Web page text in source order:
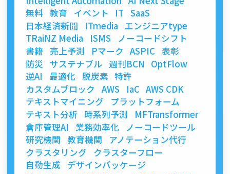
無料 教育 イベント IT SaaS
日本経済新聞
ITmedia
エンジニアtype
TRaiNZ Media
ISMS
ノーコードシフト
書籍
売上予測 Pマーク ASPIC 表彰
防災 サステナブル 週刊BCN
OptFlow
逆AI
最適化 脱炭素 特許
カスタムブロック
AWS IaC AWS CDK
テキストマイニング
プラットフォーム
テキスト分析 時系列予測
MFTransformer
倉庫管理AI
業務効率化
ノーコードツール
研究機関 教育機関
アノテーション代行
クラスタリング
クラスターフロー
自動生成
デザインパッケージ